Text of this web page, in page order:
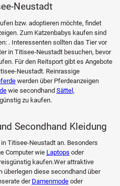
Neustadt
bzw. adoptieren möchte, findet
Zum Katzenbabys kaufen sind
. Interessenten sollten das Tier vor
in Titisee-Neustadt besuchen, bevor
Für den Reitsport gibt es Angebote
Neustadt. Reinrassige
werden über Pferdeanzeigen
wie secondhand Sättel,
zu kaufen.
Secondhand Kleidung
Titisee-Neustadt an. Besonders
Computer wie Laptops oder
kaufen.Wer attraktive
diese secondhand über
der Damenmodeoder